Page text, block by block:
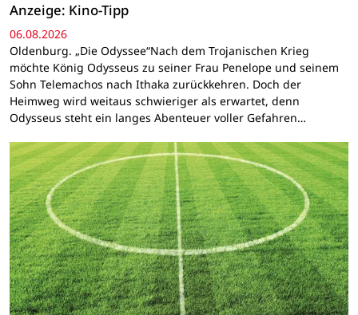
Anzeige: Kino-Tipp
06.08.2026
Oldenburg. „Die Odyssee“Nach dem Trojanischen Krieg
möchte König Odysseus zu seiner Frau Penelope und seinem
Sohn Telemachos nach Ithaka zurückkehren. Doch der
Heimweg wird weitaus schwieriger als erwartet, denn
Odysseus steht ein langes Abenteuer voller Gefahren…